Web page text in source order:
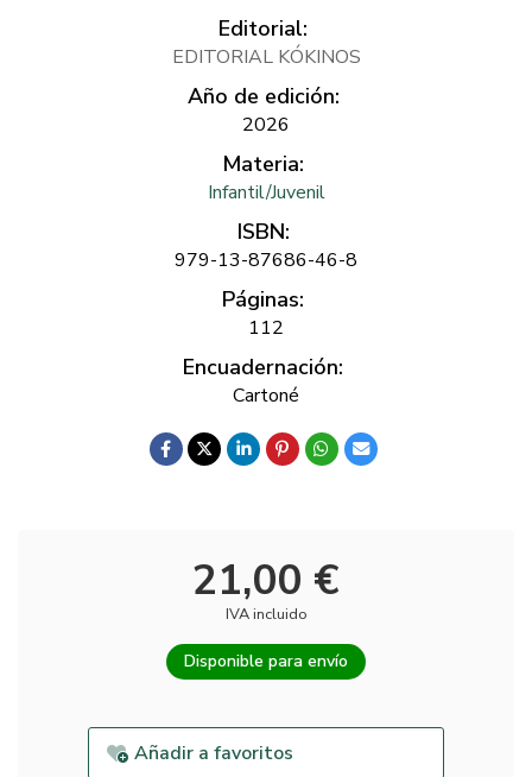
Editorial:
EDITORIAL KÓKINOS
Año de edición:
2026
Materia:
Infantil/Juvenil
ISBN:
979-13-87686-46-8
Páginas:
112
Encuadernación:
Cartoné
21,00 €
IVA incluido
Disponible para envío
Añadir a favoritos